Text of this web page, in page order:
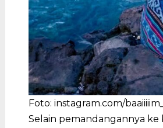
Foto: instagram.com/baaiiiiim_
Selain pemandangannya ke